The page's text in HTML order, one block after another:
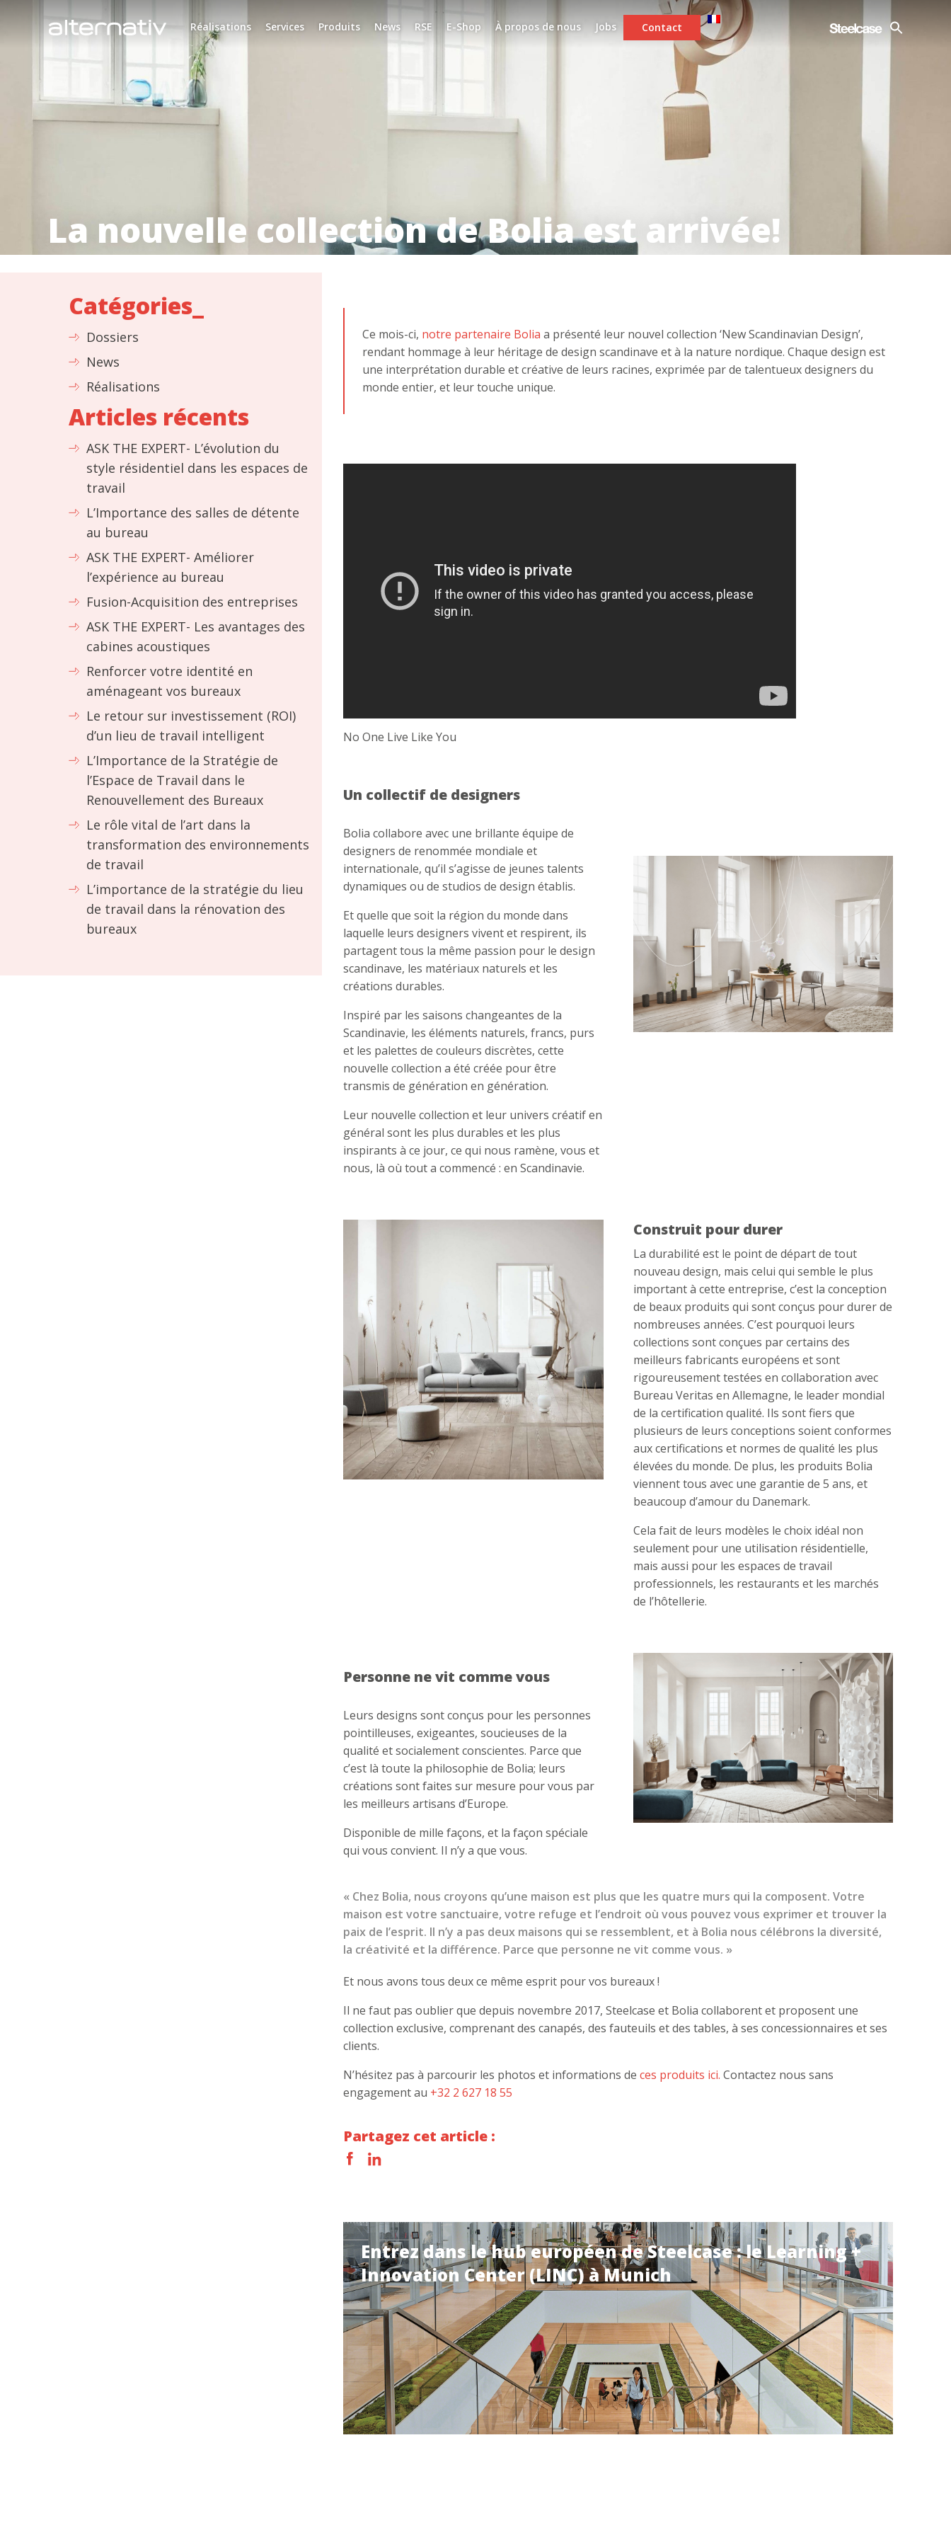
Réalisations Services Produits News RSE E-Shop À propos de nous Jobs Contact
La nouvelle collection de Bolia est arrivée!
Catégories_
Dossiers
News
Réalisations
Articles récents
ASK THE EXPERT- L’évolution du
style résidentiel dans les espaces de
travail
L’Importance des salles de détente
au bureau
ASK THE EXPERT- Améliorer
l’expérience au bureau
Fusion-Acquisition des entreprises
ASK THE EXPERT- Les avantages des
cabines acoustiques
Renforcer votre identité en
aménageant vos bureaux
Le retour sur investissement (ROI)
d’un lieu de travail intelligent
L’Importance de la Stratégie de
l’Espace de Travail dans le
Renouvellement des Bureaux
Le rôle vital de l’art dans la
transformation des environnements
de travail
L’importance de la stratégie du lieu
de travail dans la rénovation des
bureaux
Ce mois-ci, notre partenaire Bolia a présenté leur nouvel collection ‘New Scandinavian Design’,
rendant hommage à leur héritage de design scandinave et à la nature nordique. Chaque design est
une interprétation durable et créative de leurs racines, exprimée par de talentueux designers du
monde entier, et leur touche unique.
No One Live Like You
Un collectif de designers
Bolia collabore avec une brillante équipe de
designers de renommée mondiale et
internationale, qu’il s’agisse de jeunes talents
dynamiques ou de studios de design établis.
Et quelle que soit la région du monde dans
laquelle leurs designers vivent et respirent, ils
partagent tous la même passion pour le design
scandinave, les matériaux naturels et les
créations durables.
Inspiré par les saisons changeantes de la
Scandinavie, les éléments naturels, francs, purs
et les palettes de couleurs discrètes, cette
nouvelle collection a été créée pour être
transmis de génération en génération.
Leur nouvelle collection et leur univers créatif en
général sont les plus durables et les plus
inspirants à ce jour, ce qui nous ramène, vous et
nous, là où tout a commencé : en Scandinavie.
Construit pour durer
La durabilité est le point de départ de tout
nouveau design, mais celui qui semble le plus
important à cette entreprise, c’est la conception
de beaux produits qui sont conçus pour durer de
nombreuses années. C’est pourquoi leurs
collections sont conçues par certains des
meilleurs fabricants européens et sont
rigoureusement testées en collaboration avec
Bureau Veritas en Allemagne, le leader mondial
de la certification qualité. Ils sont fiers que
plusieurs de leurs conceptions soient conformes
aux certifications et normes de qualité les plus
élevées du monde. De plus, les produits Bolia
viennent tous avec une garantie de 5 ans, et
beaucoup d’amour du Danemark.
Cela fait de leurs modèles le choix idéal non
seulement pour une utilisation résidentielle,
mais aussi pour les espaces de travail
professionnels, les restaurants et les marchés
de l’hôtellerie.
Personne ne vit comme vous
Leurs designs sont conçus pour les personnes
pointilleuses, exigeantes, soucieuses de la
qualité et socialement conscientes. Parce que
c’est là toute la philosophie de Bolia; leurs
créations sont faites sur mesure pour vous par
les meilleurs artisans d’Europe.
Disponible de mille façons, et la façon spéciale
qui vous convient. Il n’y a que vous.
« Chez Bolia, nous croyons qu’une maison est plus que les quatre murs qui la composent. Votre
maison est votre sanctuaire, votre refuge et l’endroit où vous pouvez vous exprimer et trouver la
paix de l’esprit. Il n’y a pas deux maisons qui se ressemblent, et à Bolia nous célébrons la diversité,
la créativité et la différence. Parce que personne ne vit comme vous. »
Et nous avons tous deux ce même esprit pour vos bureaux !
Il ne faut pas oublier que depuis novembre 2017, Steelcase et Bolia collaborent et proposent une
collection exclusive, comprenant des canapés, des fauteuils et des tables, à ses concessionnaires et ses
clients.
N’hésitez pas à parcourir les photos et informations deces produits ici. Contactez nous sans
engagement au +32 2 627 18 55
Partagez cet article :
Entrez dans le hub européen de Steelcase : le Learning +
Innovation Center (LINC) à Munich